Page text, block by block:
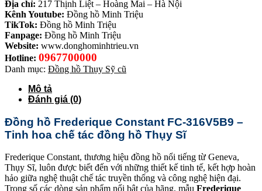
Địa chỉ: 217 Thịnh Liệt – Hoàng Mai – Hà Nội
Kênh Youtube: Đồng hồ Minh Triệu
TikTok: Đồng hồ Minh Triệu
Fanpage: Đồng hồ Minh Triệu
Website: www.donghominhtrieu.vn
Hotline: 0967700000
Danh mục: Đồng hồ Thụy Sỹ cũ
Mô tả
Đánh giá (0)
Đồng hồ Frederique Constant FC-316V5B9 –
Tinh hoa chế tác đồng hồ Thụy Sĩ
Frederique Constant, thương hiệu đồng hồ nổi tiếng từ Geneva,
Thụy Sĩ, luôn được biết đến với những thiết kế tinh tế, kết hợp hoàn
hảo giữa nghệ thuật chế tác truyền thống và công nghệ hiện đại.
Trong số các dòng sản phẩm nổi bật của hãng, mẫu Frederique